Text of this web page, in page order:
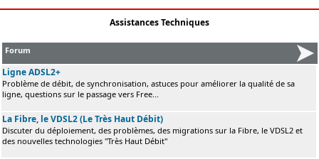
Assistances Techniques
Forum
Ligne ADSL2+
Problème de débit, de synchronisation, astuces pour améliorer la qualité de sa
ligne, questions sur le passage vers Free...
La Fibre, le VDSL2 (Le Très Haut Débit)
Discuter du déploiement, des problèmes, des migrations sur la Fibre, le VDSL2 et
des nouvelles technologies "Très Haut Débit"